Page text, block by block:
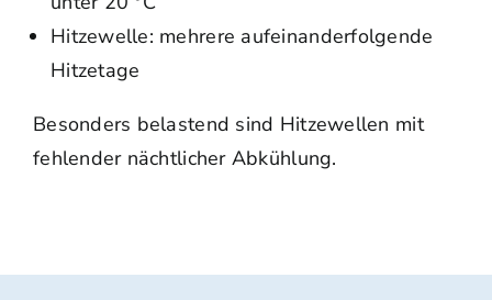
Hitzewelle: mehrere aufeinanderfolgende
Hitzetage
Besonders belastend sind Hitzewellen mit
fehlender nächtlicher Abkühlung.